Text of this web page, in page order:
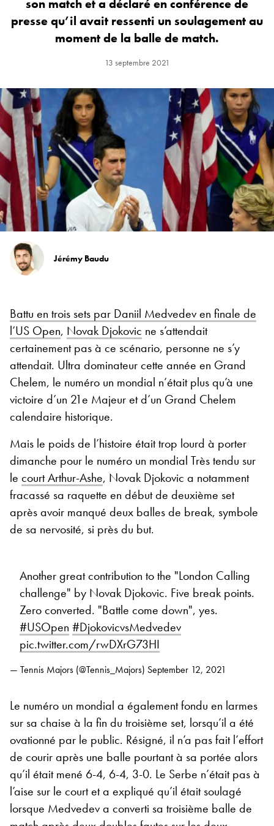
son match et a déclaré en conférence de
presse qu’il avait ressenti un soulagement au
moment de la balle de match.
13 septembre 2021
Jérémy Baudu
Battu en trois sets par Daniil Medvedev en finale de
l’US Open, Novak Djokovic ne s’attendait
certainement pas à ce scénario, personne ne s’y
attendait. Ultra dominateur cette année en Grand
Chelem, le numéro un mondial n’était plus qu’à une
victoire d’un 21e Majeur et d’un Grand Chelem
calendaire historique.
Mais le poids de l’histoire était trop lourd à porter
dimanche pour le numéro un mondial Très tendu sur
le court Arthur-Ashe, Novak Djokovic a notamment
fracassé sa raquette en début de deuxième set
après avoir manqué deux balles de break, symbole
de sa nervosité, si près du but.
Another great contribution to the "London Calling
challenge" by Novak Djokovic. Five break points.
Zero converted. "Battle come down", yes.
#USOpen #DjokovicvsMedvedev
pic.twitter.com/rwDXrG73HI
— Tennis Majors (@Tennis_Majors) September 12, 2021
Le numéro un mondial a également fondu en larmes
sur sa chaise à la fin du troisième set, lorsqu’il a été
ovationné par le public. Résigné, il n’a pas fait l’effort
de courir après une balle pourtant à sa portée alors
qu’il était mené 6-4, 6-4, 3-0. Le Serbe n’était pas à
l’aise sur le court et a expliqué qu’il était soulagé
lorsque Medvedev a converti sa troisième balle de